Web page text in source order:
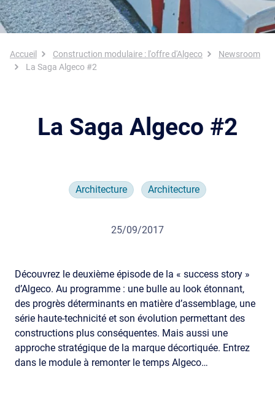
Fil d'Ariane
Accueil Construction modulaire : l'offre d'Algeco
Newsroom
La Saga Algeco #2
La Saga Algeco #2
Architecture Architecture
25/09/2017
Découvrez le deuxième épisode de la « success story »
d’Algeco. Au programme : une bulle au look étonnant,
des progrès déterminants en matière d’assemblage, une
série haute-technicité et son évolution permettant des
constructions plus conséquentes. Mais aussi une
approche stratégique de la marque décortiquée. Entrez
dans le module à remonter le temps Algeco…